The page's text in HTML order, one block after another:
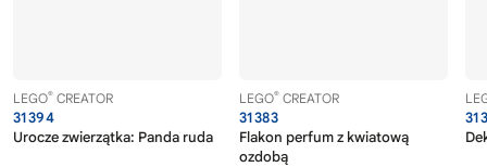
LEGO® CREATOR
31394
Urocze zwierzątka: Panda ruda
LEGO® CREATOR
31383
Flakon perfum z kwiatową
ozdobą